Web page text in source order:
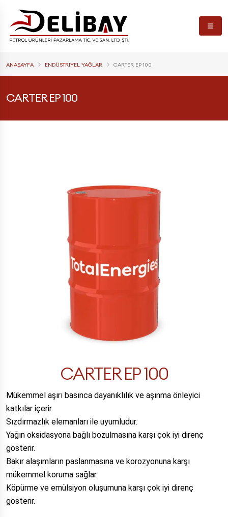
ANASAYFA ENDÜSTRIYEL YAĞLAR CARTER EP 100
CARTER EP 100
CARTER EP 100
Mükemmel aşırı basınca dayanıklılık ve aşınma önleyici
katkılar içerir.
Sızdırmazlık elemanları ile uyumludur.
Yağın oksidasyona bağlı bozulmasına karşı çok iyi direnç
gösterir.
Bakır alaşımların paslanmasına ve korozyonuna karşı
mükemmel koruma sağlar.
Köpürme ve emülsiyon oluşumuna karşı çok iyi direnç
gösterir.